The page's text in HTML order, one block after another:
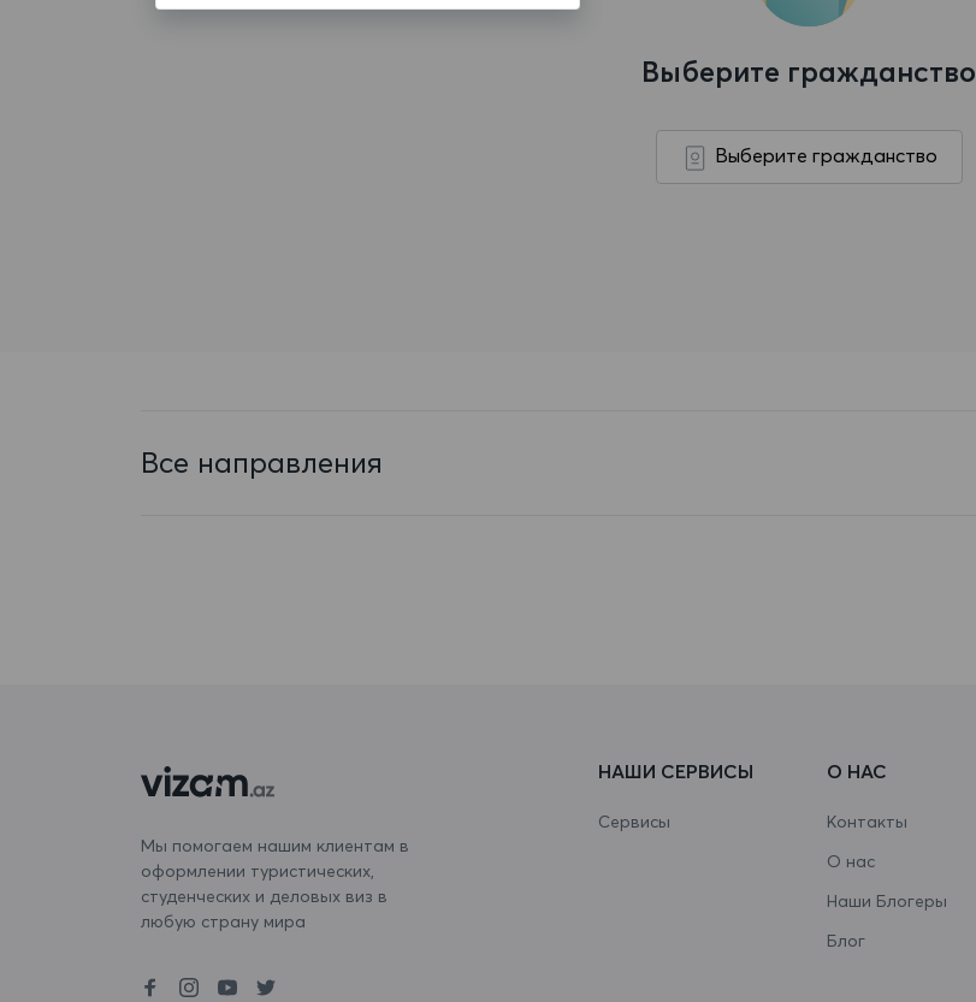
Бангладеш
Бенин
Болгария
Боливия
Выберите гражданство
Выберите гражданство
Все направления
Мы помогаем нашим клиентам в
оформлении туристических,
студенческих и деловых виз в
любую страну мира
НАШИ СЕРВИСЫ
Сервисы
О НАС
Контакты
О нас
Наши Блогеры
Блог